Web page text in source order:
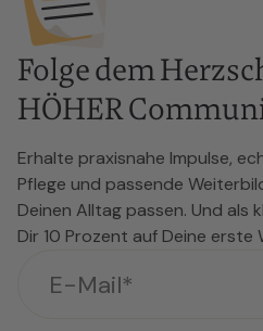
Folge dem
HÖHER
Erhalte praxisnahe Impulse,
Pflege und passende
Deinen Alltag passen. Und als
Dir 10 Prozent auf Deine erste